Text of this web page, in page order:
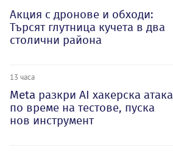
Акция с дронове и обходи:
Търсят глутница кучета в два
столични района
13 часа
Meta разкри AI хакерска атака
по време на тестове, пуска
нов инструмент